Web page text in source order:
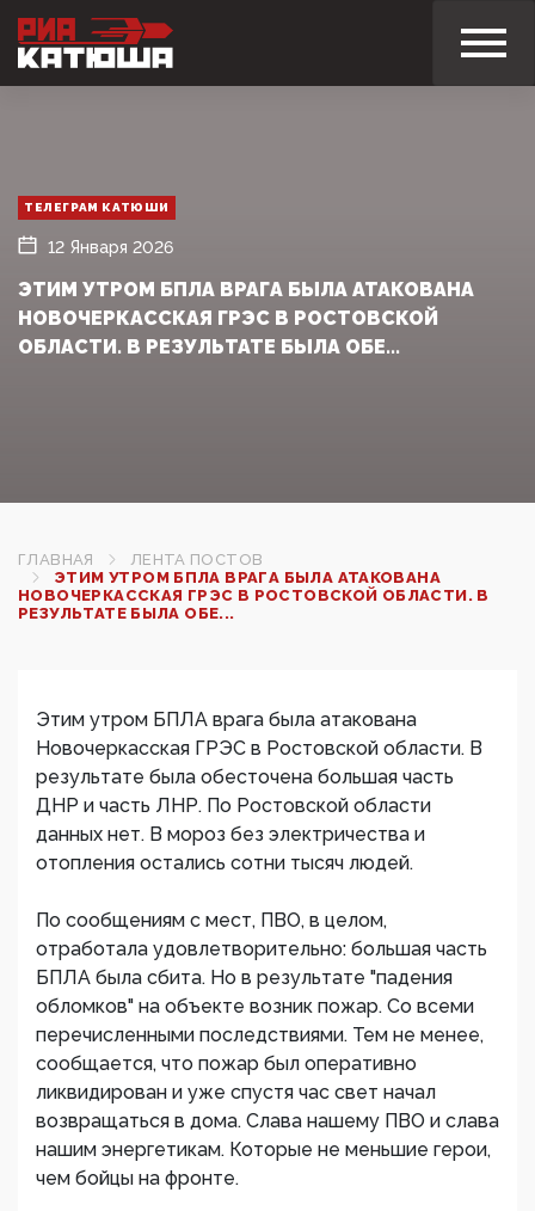
ТЕЛЕГРАМ КАТЮШИ
12 Января 2026
ЭТИМ УТРОМ БПЛА ВРАГА БЫЛА АТАКОВАНА
НОВОЧЕРКАССКАЯ ГРЭС В РОСТОВСКОЙ
ОБЛАСТИ. В РЕЗУЛЬТАТЕ БЫЛА ОБЕ...
ГЛАВНАЯ
ЛЕНТА ПОСТОВ
ЭТИМ УТРОМ БПЛА ВРАГА БЫЛА АТАКОВАНА
НОВОЧЕРКАССКАЯ ГРЭС В РОСТОВСКОЙ ОБЛАСТИ. В
РЕЗУЛЬТАТЕ БЫЛА ОБЕ...
Этим утром БПЛА врага была атакована
Новочеркасская ГРЭС в Ростовской области. В
результате была обесточена большая часть
ДНР и часть ЛНР. По Ростовской области
данных нет. В мороз без электричества и
отопления остались сотни тысяч людей.
По сообщениям с мест, ПВО, в целом,
отработала удовлетворительно: большая часть
БПЛА была сбита. Но в результате "падения
обломков" на объекте возник пожар. Со всеми
перечисленными последствиями. Тем не менее,
сообщается, что пожар был оперативно
ликвидирован и уже спустя час свет начал
возвращаться в дома. Слава нашему ПВО и слава
нашим энергетикам. Которые не меньшие герои,
чем бойцы на фронте.